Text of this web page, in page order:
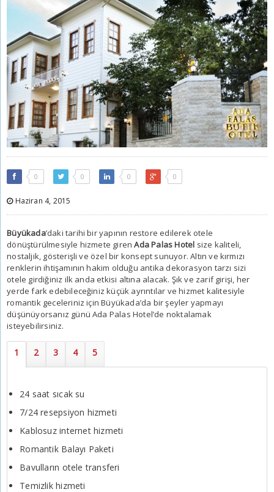
0 0 0 0
Haziran 4, 2015
Büyükada’daki tarihi bir yapının restore edilerek otele
dönüştürülmesiyle hizmete girenAda Palas Hotel size kaliteli,
nostaljik, gösterişli ve özel bir konsept sunuyor. Altın ve kırmızı
renklerin ihtişamının hakim olduğu antika dekorasyon tarzı sizi
otele girdiğiniz ilk anda etkisi altına alacak. Şık ve zarif girişi, her
yerde fark edebileceğiniz küçük ayrıntılar ve hizmet kalitesiyle
romantik geceleriniz içinBüyükada’da bir şeyler yapmayı
düşünüyorsanız günüAda Palas Hotel’de noktalamak
isteyebilirsiniz.
24 saat sıcak su
7/24 resepsiyon hizmeti
Kablosuz internet hizmeti
Romantik Balayı Paketi
Bavulların otele transferi
Temizlik hizmeti